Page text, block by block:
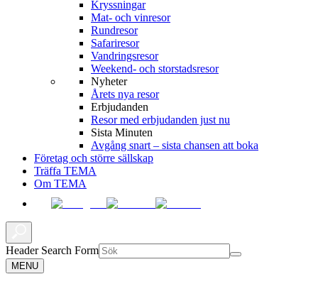
Kryssningar
Mat- och vinresor
Rundresor
Safariresor
Vandringsresor
Weekend- och storstadsresor
Nyheter
Årets nya resor
Erbjudanden
Resor med erbjudanden just nu
Sista Minuten
Avgång snart – sista chansen att boka
Företag och större sällskap
Träffa TEMA
Om TEMA
Header Search Form
MENU